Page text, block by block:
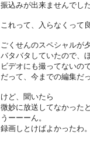
振込みが出来ませんでした
これって、入らなくって
ごくせんのスペシャルが
バタバタしていたので、
ビデオにも撮ってないので
だって、今までの編集だ
けど、聞いたら
微妙に放送してなかった
うーーーん。
録画しとけばよかったわ。